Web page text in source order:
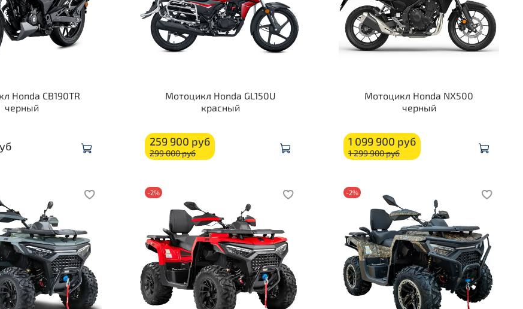
Honda CB190TR
черный
Мотоцикл Honda GL150U
красный
259 900 руб
299 000 руб
Мотоцикл Honda NX500
черный
1 099 900 руб
1 299 900 руб
-2% -2%